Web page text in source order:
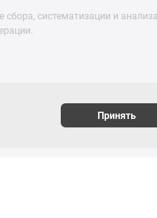
систематизации и
Принять